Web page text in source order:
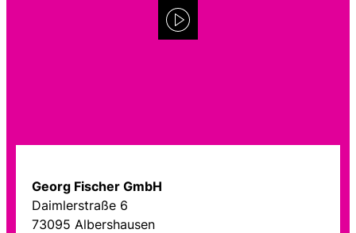
Georg Fischer GmbH
Daimlerstraße 6
73095 Albershausen